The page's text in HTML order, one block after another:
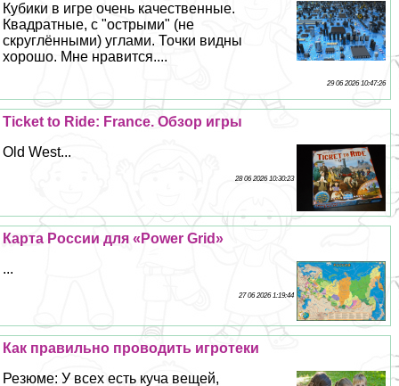
Кубики в игре очень качественные.
Квадратные, с "острыми" (не
скруглёнными) углами. Точки видны
хорошо. Мне нравится....
29 06 2026 10:47:26
Ticket to Ride: France. Обзор игры
Old West...
28 06 2026 10:30:23
Карта России для «Power Grid»
...
27 06 2026 1:19:44
Как правильно проводить игротеки
Резюме: У всех есть куча вещей,